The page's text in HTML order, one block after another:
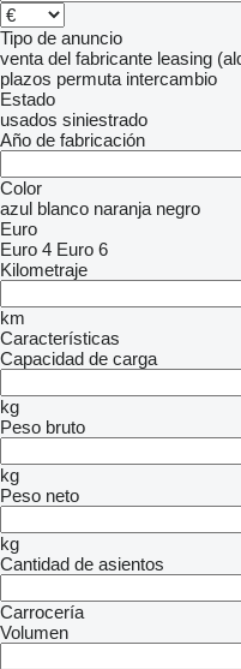
Tipo de anuncio
venta del fabricante leasing
plazos permuta intercambio
Estado
usados siniestrado
Año de fabricación
Color
azul blanco naranja negro
Euro
Euro 4 Euro 6
Kilometraje
km
Características
Capacidad de carga
kg
Peso bruto
kg
Peso neto
kg
Cantidad de asientos
Carrocería
Volumen